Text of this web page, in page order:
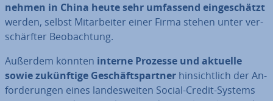
neh­men in China heute sehr umfassend ein­ge­schätzt
werden, selbst Mit­ar­bei­ter einer Firma stehen unter ver­
schärf­ter Be­ob­ach­tung.
Außerdem könnten interne Prozesse und aktuelle
sowie zu­künf­ti­ge Ge­schäfts­part­ner hin­sicht­lich der An­
for­de­run­gen eines lan­des­wei­ten Social-Credit-Systems